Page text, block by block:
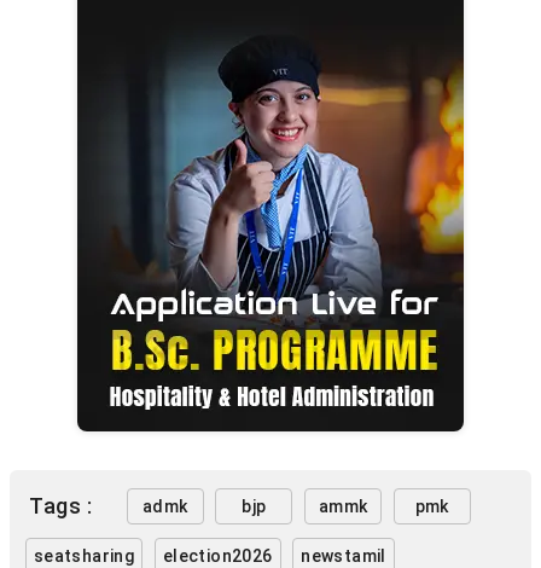
Tags : admk bjp ammk pmk
seatsharing election2026 newstamil